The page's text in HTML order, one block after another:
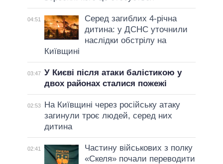
04:51
Серед загиблих 4-річна
дитина: у ДСНС уточнили
наслідки обстрілу на
Київщині
03:47 У Києві після атаки балістикою у
двох районах сталися пожежі
02:53
На Київщині через російську атаку
загинули троє людей, серед них
дитина
02:41
Частину військових з полку
«Скеля» почали переводити